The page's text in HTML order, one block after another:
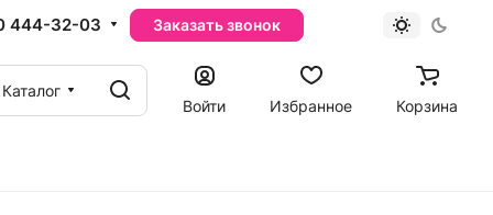
444-32-03 Заказать звонок
Каталог
Войти
Избранное Корзина